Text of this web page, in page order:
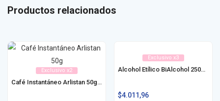
Productos relacionados
Exclusivo x2
Café Instantáneo Arlistan 50g / 100g
Exclusivo x3
Alcohol Etílico BiAlcohol 250ml / 500ml
$4.011,96